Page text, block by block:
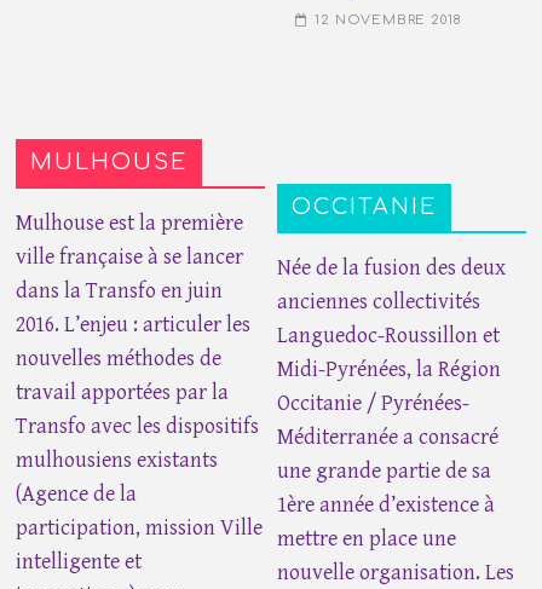
MULHOUSE
Mulhouse est la première
ville française à se lancer
dans la Transfo en juin
2016. L’enjeu : articuler les
nouvelles méthodes de
travail apportées par la
Transfo avec les dispositifs
mulhousiens existants
(Agence de la
participation, mission Ville
intelligente et
12 NOVEMBRE 2018
OCCITANIE
Née de la fusion des deux
anciennes collectivités
Languedoc-Roussillon et
Midi-Pyrénées, la Région
Occitanie / Pyrénées-
Méditerranée a consacré
une grande partie de sa
1ère année d’existence à
mettre en place une
nouvelle organisation. Les